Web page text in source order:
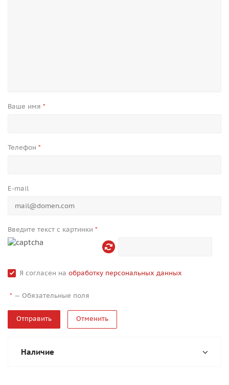
Ваше имя *
Телефон *
E-mail
Введите текст с картинки *
Я согласен на обработку персональных данных
* — Обязательные поля
Отменить
Наличие